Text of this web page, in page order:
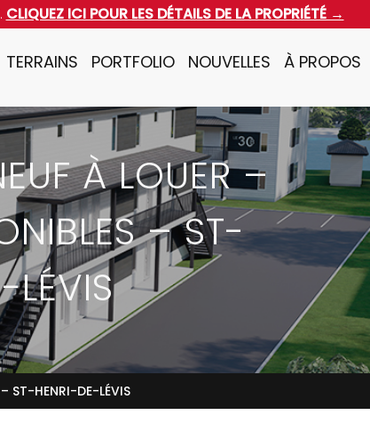
CLIQUEZ ICI POUR LES DÉTAILS DE LA PROPRIÉTÉ →
TERRAINS PORTFOLIO NOUVELLES À PROPOS
À LOUER –
– ST-
LÉVIS
ST-HENRI-DE-LÉVIS